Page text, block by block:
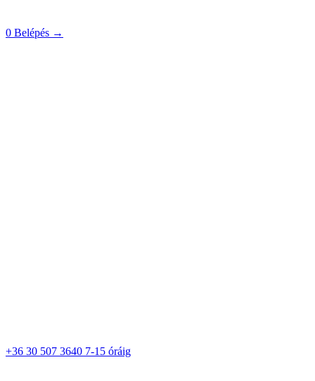
0 Belépés →
+36 30 507 3640 7-15 óráig